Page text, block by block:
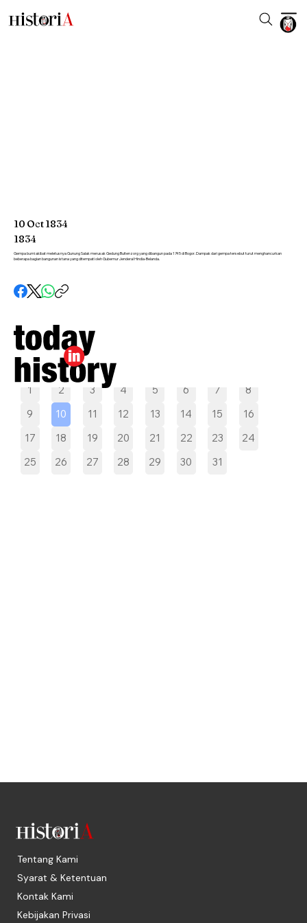
Pilih tanggal
1 2 3 4 5 6 7
8
9
10 11 12 13 14 15
16
17
18 19 20 21 22 23
24
25
26 27 28 29 30 31
10 Oct1834
1834
Gempa bumi akibat meletusnya Gunung Salak merusak Gedung Buitenzorg yang dibangun pada 1745 di Bogor. Dampak dari gempa tersebut turut menghancurkan
beberapa bagian bangunan istana yang ditempati oleh Gubernur Jenderal Hindia-Belanda.
Tentang Kami
Syarat & Ketentuan
Kontak Kami
Kebijakan Privasi